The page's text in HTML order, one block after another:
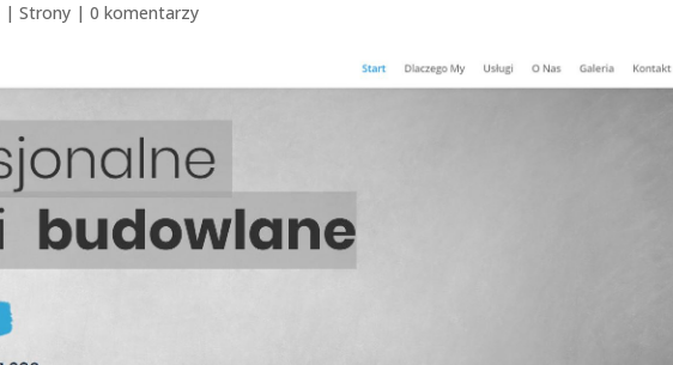
|Strony |0 komentarzy